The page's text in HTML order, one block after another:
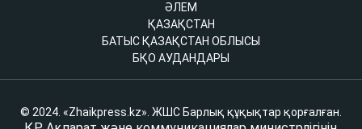
ӘЛЕМ
ҚАЗАҚСТАН
БАТЫС ҚАЗАҚСТАН ОБЛЫСЫ
БҚО АУДАНДАРЫ
© 2024. «Zhaikpress.kz». ЖШС Барлық құқықтар қорғалған.